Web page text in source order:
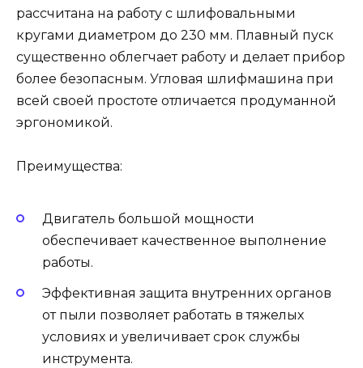
рассчитана на работу с шлифовальными
кругами диаметром до 230 мм. Плавный пуск
существенно облегчает работу и делает прибор
более безопасным. Угловая шлифмашина при
всей своей простоте отличается продуманной
эргономикой.
Преимущества:
Двигатель большой мощности
обеспечивает качественное выполнение
работы.
Эффективная защита внутренних органов
от пыли позволяет работать в тяжелых
условиях и увеличивает срок службы
инструмента.